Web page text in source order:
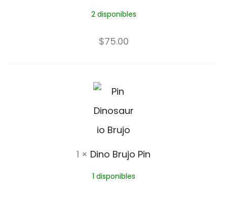
i
K
i
2 disponibles
$75.00
D
i
n
r
1 × Dino Brujo Pin
1 disponibles